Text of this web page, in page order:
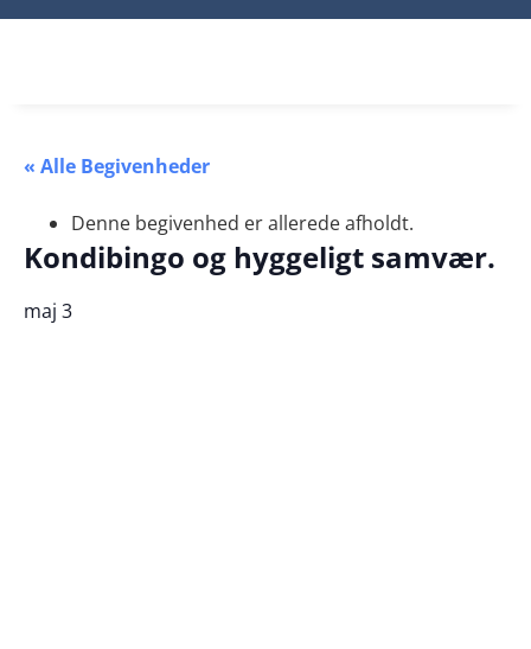
« Alle Begivenheder
Denne begivenhed er allerede afholdt.
Kondibingo og hyggeligt samvær.
maj 3